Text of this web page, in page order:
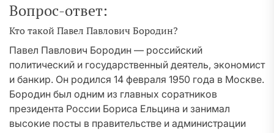
Вопрос-ответ:
Кто такой Павел Павлович Бородин?
Павел Павлович Бородин — российский
политический и государственный деятель, экономист
и банкир. Он родился 14 февраля 1950 года в Москве.
Бородин был одним из главных соратников
президента России Бориса Ельцина и занимал
высокие посты в правительстве и администрации